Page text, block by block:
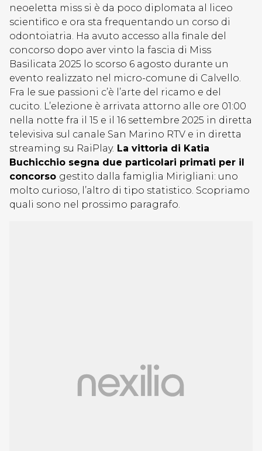
neoeletta miss si è da poco diplomata al liceo
scientifico e ora sta frequentando un corso di
odontoiatria. Ha avuto accesso alla finale del
concorso dopo aver vinto la fascia di Miss
Basilicata 2025 lo scorso 6 agosto durante un
evento realizzato nel micro-comune di Calvello.
Fra le sue passioni c’è l’arte del ricamo e del
cucito. L’elezione è arrivata attorno alle ore 01:00
nella notte fra il 15 e il 16 settembre 2025 in diretta
televisiva sul canale San Marino RTV e in diretta
streaming su RaiPlay. La vittoria di Katia
Buchicchio segna due particolari primati per il
concorso gestito dalla famiglia Mirigliani: uno
molto curioso, l’altro di tipo statistico. Scopriamo
quali sono nel prossimo paragrafo.